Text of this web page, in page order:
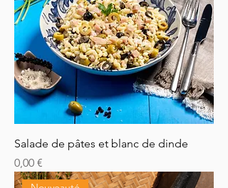
Salade de pâtes et blanc de dinde
Prix
0,00 €